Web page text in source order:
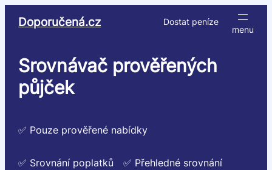
Doporučená.cz Dostat peníze
Srovnávač prověřených
půjček
✅ Pouze prověřené nabídky
✅ Srovnání poplatků ✅ Přehledné srovnání